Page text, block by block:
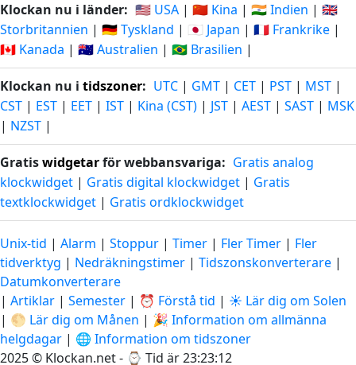
Klockan nu i länder: 🇺🇸 USA | 🇨🇳 Kina | 🇮🇳 Indien | 🇬🇧
Storbritannien | 🇩🇪 Tyskland | 🇯🇵 Japan | 🇫🇷 Frankrike |
🇨🇦 Kanada | 🇦🇺 Australien | 🇧🇷 Brasilien |
Klockan nu i tidszoner: UTC | GMT | CET | PST | MST |
CST | EST | EET | IST | Kina (CST) | JST | AEST | SAST | MSK
| NZST |
Gratiswidgetarför webbansvariga: Gratis analog
klockwidget | Gratis digital klockwidget | Gratis
textklockwidget | Gratis ordklockwidget
Unix-tid | Alarm | Stoppur | Timer | Fler Timer | Fler
tidverktyg | Nedräkningstimer | Tidszonskonverterare |
Datumkonverterare
| Artiklar | Semester | ⏰ Förstå tid | ☀️ Lär dig om Solen
| 🌕 Lär dig om Månen | 🎉 Information om allmänna
helgdagar | 🌐 Information om tidszoner
2025 © Klockan.net - ⌚ Tid är 23:23:13